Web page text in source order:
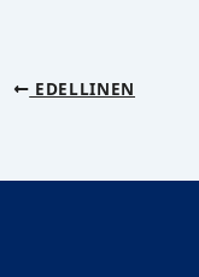
EDELLINEN